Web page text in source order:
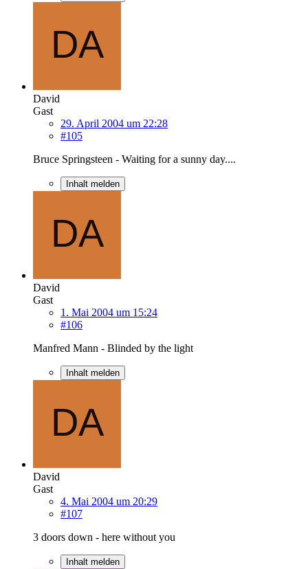
David
Gast
29. April 2004 um 22:28
#105
Bruce Springsteen - Waiting for a sunny day....
Inhalt melden
David
Gast
1. Mai 2004 um 15:24
#106
Manfred Mann - Blinded by the light
Inhalt melden
David
Gast
4. Mai 2004 um 20:29
#107
3 doors down - here without you
Inhalt melden